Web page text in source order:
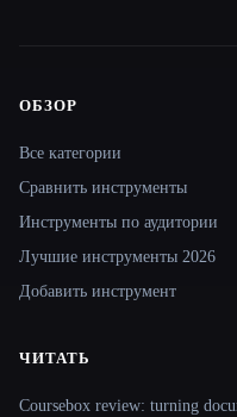
Site navigation
ОБЗОР
Все категории
Сравнить инструменты
Инструменты по аудитории
Лучшие инструменты 2026
Добавить инструмент
ЧИТАТЬ
Coursebox review: turning